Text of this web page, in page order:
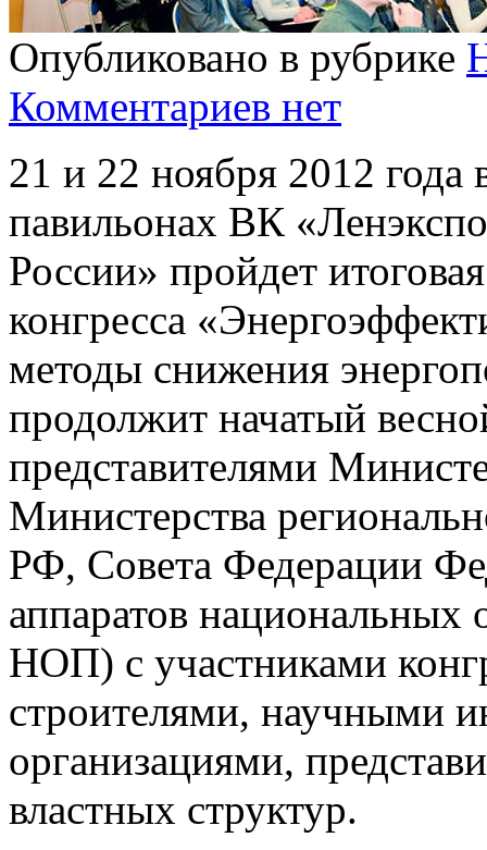
Опубликовано в рубрике
Комментариев нет
21 и 22 ноября 2012 года
павильонах ВК
России» пройдет
конгресса
методы снижения
продолжит начатый
представителями
Министерства
РФ, Совета Федерации
аппаратов
НОП) с участниками
строителями, научными
организациями,
властных структур.